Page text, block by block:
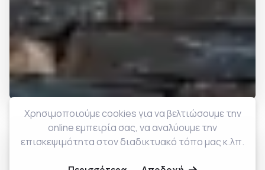
Χρησιμοποιούμε cookies για να βελτιώσουμε την
online εμπειρία σας, να αναλύουμε την
επισκεψιμότητα στον διαδικτυακό τόπο μας κ.λπ.